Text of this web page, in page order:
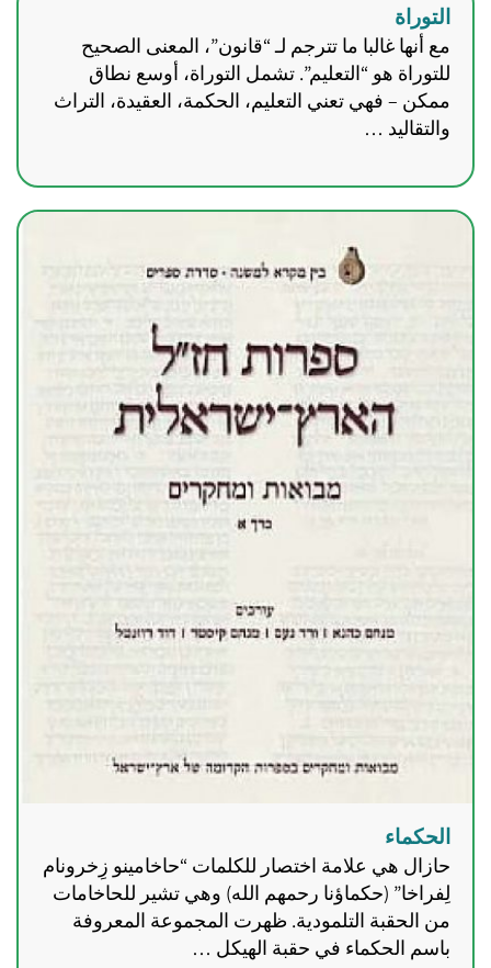
التوراة
مع أنها غالبا ما تترجم لـ “قانون”، المعنى الصحيح
للتوراة هو “التعليم”. تشمل التوراة، أوسع نطاق
ممكن – فهي تعني التعليم، الحكمة، العقيدة، التراث
والتقاليد …
الحكماء
حازال هي علامة اختصار للكلمات “حاخامينو زِخرونام
لِفراخا” (حكماؤنا رحمهم الله) وهي تشير للحاخامات
من الحقبة التلمودية. ظهرت المجموعة المعروفة
باسم الحكماء في حقبة الهيكل …